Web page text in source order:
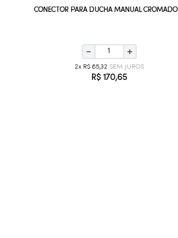
CONECTOR PARA DUCHA MANUAL CROMADO
＋
－
2 R$ 85,32
R$ 170,65